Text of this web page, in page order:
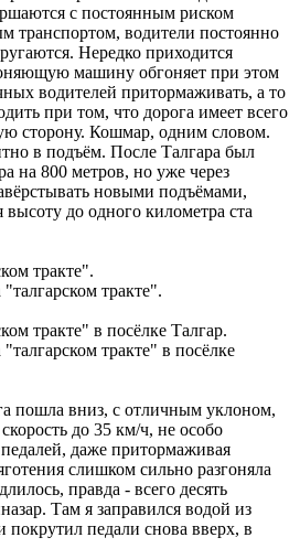
с постоянным риском
транспортом, водители постоянно
Нередко приходится
машину обгоняет при этом
водителей притормаживать, а то
при том, что дорога имеет всего
сторону. Кошмар, одним словом.
в подъём. После Талгара был
на 800 метров, но уже через
новыми подъёмами,
до одного километра ста
тракте".
тракте" в посёлке
пошла вниз, с отличным уклоном,
до 35 км/ч, не особо
даже притормаживая
слишком сильно разгоняла
правда - всего десять
Там я заправился водой из
покрутил педали снова вверх, в